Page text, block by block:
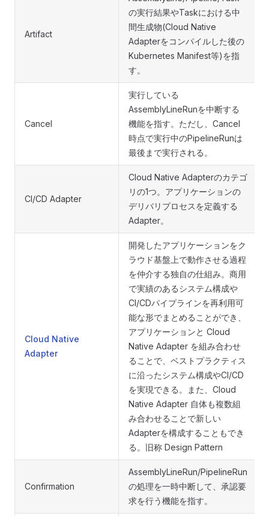
Artifact
の実行結果やTaskにおける中
間生成物(Cloud Native
Adapterをコンパイルした後の
Kubernetes Manifest等)を指
す。
Cancel
実行している
AssemblyLineRunを中断する
機能を指す。ただし、Cancel
時点で実行中のPipelineRunは
最後まで実行される。
CI/CD Adapter
Cloud Native Adapterのカテゴ
リの1つ。アプリケーションの
デリバリプロセスを定義する
Adapter。
Cloud Native
Adapter
開発したアプリケーションをク
ラウド基盤上で動作させる過程
を仲介する独自の仕組み。商用
で実績のあるシステム構成や
CI/CDパイプラインを再利用可
能な形でまとめることができ、
アプリケーションと Cloud
Native Adapter を組み合わせ
ることで、ベストプラクティス
に沿ったシステム構成やCI/CD
を実現できる。また、Cloud
Native Adapter 自体も複数組
み合わせることで新しい
Adapterを構成することもでき
る。旧称 Design Pattern
Confirmation
AssemblyLineRun/PipelineRun
の処理を一時中断して、承認要
求を行う機能を指す。